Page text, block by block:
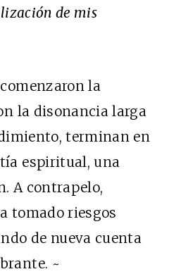
de mis
la
la disonancia larga
terminan en
espiritual, una
A contrapelo,
tomado riesgos
de nueva cuenta
~